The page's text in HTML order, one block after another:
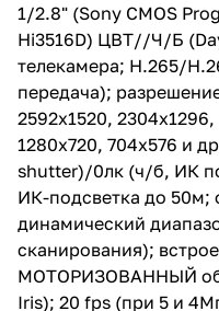
до 50м; особо широкий
динамический диапазон
(в режиме двойного
сканирования); встроенный
мегапиксельный
МОТОРИЗОВАННЫЙ
2.8-12мм с АРД (P-Iris); 20 fps
(при 5 и 4Мп), 30fps (на
остальных разрешениях);
аудиовход/аудиовыход;
вход/выход; слот для
вандалозащищенный
IP67 (diam.143x107.4мм),
потолочный/настенный
1/2.8" (Sony CMOS
Hi3516D) ЦВТ//Ч/Б
телекамера; H.265/
передача);
2592x1520,
1280x720, 704x576 и
shutter)/0лк (ч/б, ИК
ИК-подсветка до 50м;
динамический
сканирования);
МОТОРИЗОВАННЫЙ
Iris); 20 fps (при 5 и